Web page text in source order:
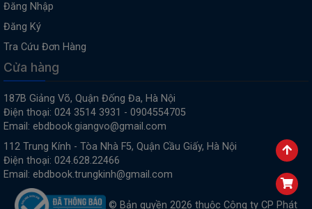
Đăng Nhập
Đăng Ký
Tra Cứu Đơn Hàng
Cửa hàng
187B Giảng Võ, Quận Đống Đa, Hà Nội
Điện thoại: 024 3514 3931 - 0904554705
Email: ebdbook.giangvo@gmail.com
112 Trung Kính - Tòa Nhà F5, Quận Cầu Giấy, Hà Nội
Điện thoại: 024.628.22466
Email: ebdbook.trungkinh@gmail.com
© Bản quyền 2026 thuộc Công ty CP Phát